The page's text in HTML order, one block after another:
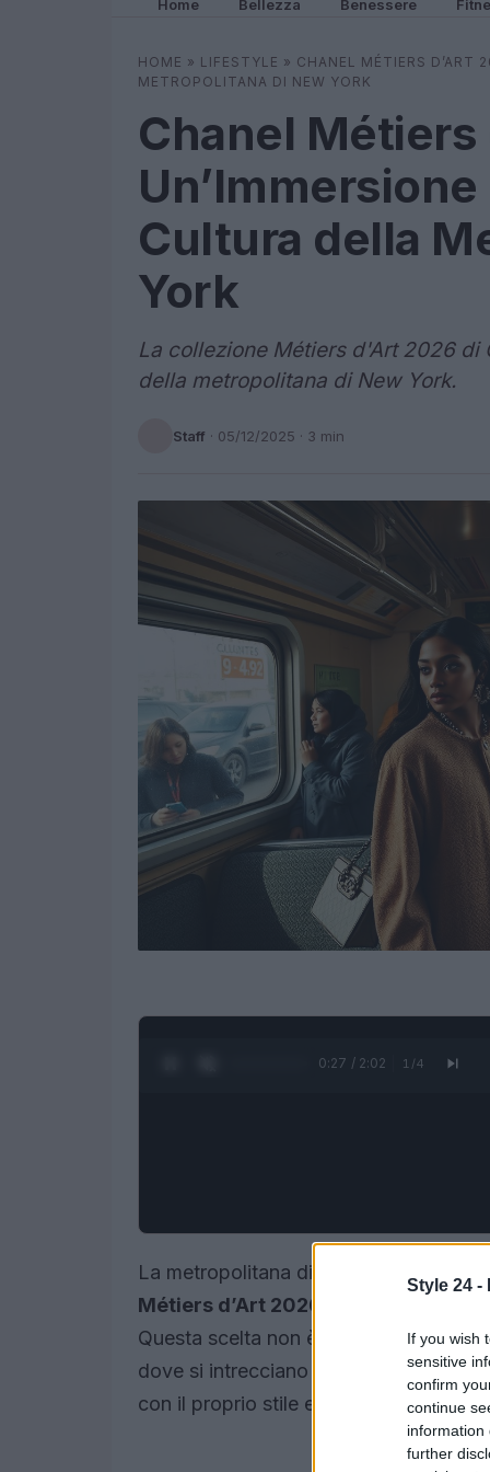
Style 24 -
If you wish
sensitive
confirm
continue
information
further
Home Bellezza Benessere
HOME » LIFESTYLE » CHANEL MÉTIERS D’ART
METROPOLITANA DI NEW YORK
Chanel Métiers
Cultura della
York
La collezione Métiers d'Art 2026
della metropolitana di New York.
Staff · 05/12/2025 · 3 min
0:28 / 2:02 1 /4
La metropolitana di New York ha fatto
Métiers d’Art 2026
Questa scelta non è casuale; la
dove si intrecciano storie di persone
con il proprio stile e la propria